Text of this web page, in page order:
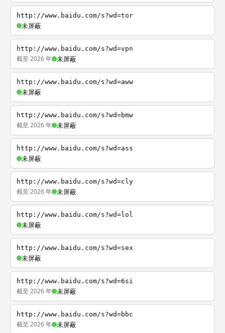
http://www.baidu.com/s?wd=tor
未屏蔽
http://www.baidu.com/s?wd=vpn
截至 2026 年 未屏蔽
http://www.baidu.com/s?wd=aww
未屏蔽
http://www.baidu.com/s?wd=bmw
截至 2026 年 未屏蔽
http://www.baidu.com/s?wd=ass
未屏蔽
http://www.baidu.com/s?wd=cly
截至 2026 年 未屏蔽
http://www.baidu.com/s?wd=lol
未屏蔽
http://www.baidu.com/s?wd=sex
未屏蔽
http://www.baidu.com/s?wd=6si
截至 2026 年 未屏蔽
http://www.baidu.com/s?wd=bbc
截至 2026 年 未屏蔽